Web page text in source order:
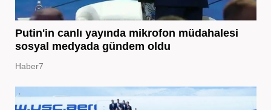
Putin'in canlı yayında mikrofon müdahalesi
sosyal medyada gündem oldu
Haber7